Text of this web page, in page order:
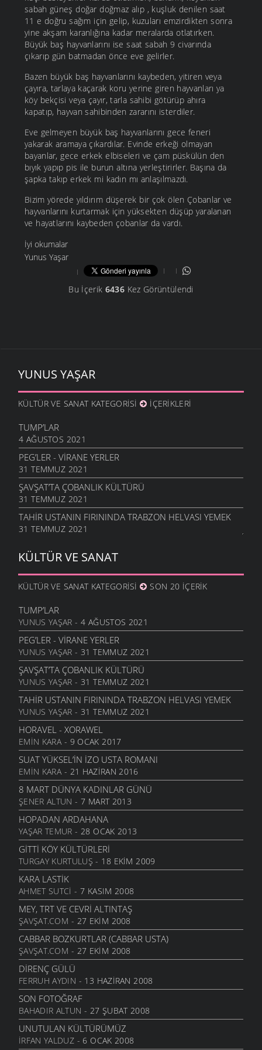
sabah güneş doğar doğmaz alıp , kuşluk denilen saat
11 e doğru sağım için gelip, kuzuları emzirdikten sonra
yine akşam karanlığına kadar meralarda otlatırken.
Büyük baş hayvanlarını ise saat sabah 9 civarında
çıkarıp gün batmadan önce eve gelirler.
Bazen büyük baş hayvanlarını kaybeden, yitiren veya
çayıra, tarlaya kaçarak koru yerine giren hayvanları ya
köy bekçisi veya çayır, tarla sahibi götürüp ahıra
kapatıp, hayvan sahibinden zararını isterdiler.
Eve gelmeyen büyük baş hayvanlarını gece feneri
yakarak aramaya çıkardılar. Evinde erkeği olmayan
bayanlar, gece erkek elbiseleri ve çam püskülün den
bıyık yapıp pis ile burun altına yerleştirirler. Başına da
şapka takıp erkek mi kadın mı anlaşılmazdı.
Bizim yörede yıldırım düşerek bir çok ölen Çobanlar ve
hayvanlarını kurtarmak için yüksekten düşüp yaralanan
ve hayatlarını kaybeden çobanlar da vardı.
İyi okumalar
Yunus Yaşar
Bu İçerik 6436 Kez Görüntülendi
YUNUS YAŞAR
KÜLTÜR VE SANAT KATEGORISI İÇERIKLERI
TUMP’LAR
4 AĞUSTOS 2021
PEG’LER - VIRANE YERLER
31 TEMMUZ 2021
ŞAVŞAT’TA ÇOBANLIK KÜLTÜRÜ
31 TEMMUZ 2021
TAHIR USTANIN FIRININDA TRABZON HELVASI YEMEK
31 TEMMUZ 2021
KÜLTÜR VE SANAT
KÜLTÜR VE SANAT KATEGORISI SON 20 İÇERIK
TUMP’LAR
YUNUS YAŞAR - 4 AĞUSTOS 2021
PEG’LER - VIRANE YERLER
YUNUS YAŞAR - 31 TEMMUZ 2021
ŞAVŞAT’TA ÇOBANLIK KÜLTÜRÜ
YUNUS YAŞAR - 31 TEMMUZ 2021
TAHIR USTANIN FIRININDA TRABZON HELVASI YEMEK
YUNUS YAŞAR - 31 TEMMUZ 2021
HORAVEL - XORAWEL
EMIN KARA- 9 OCAK 2017
SUAT YÜKSEL’IN İZO USTA ROMANI
EMIN KARA- 21 HAZIRAN 2016
8 MART DÜNYA KADINLAR GÜNÜ
ŞENER ALTUN - 7 MART 2013
HOPADAN ARDAHANA
YAŞAR TEMUR - 28 OCAK 2013
GITTI KÖY KÜLTÜRLERI
TURGAY KURTULUŞ - 18 EKIM 2009
KARA LASTIK
AHMET SUTCI - 7 KASIM 2008
MEY, TRT VE CEVRI ALTINTAŞ
ŞAVŞAT.COM - 27 EKIM 2008
CABBAR BOZKURTLAR (CABBAR USTA)
ŞAVŞAT.COM - 27 EKIM 2008
DIRENÇ GÜLÜ
FERRUH AYDIN - 13 HAZIRAN 2008
SON FOTOĞRAF
BAHADIR ALTUN - 27 ŞUBAT 2008
UNUTULAN KÜLTÜRÜMÜZ
İRFAN YALDUZ- 6 OCAK 2008